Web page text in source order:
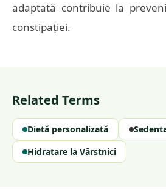
adaptată contribuie la
constipației.
Related Terms
Dietă personalizată
Hidratare la Vârstnici